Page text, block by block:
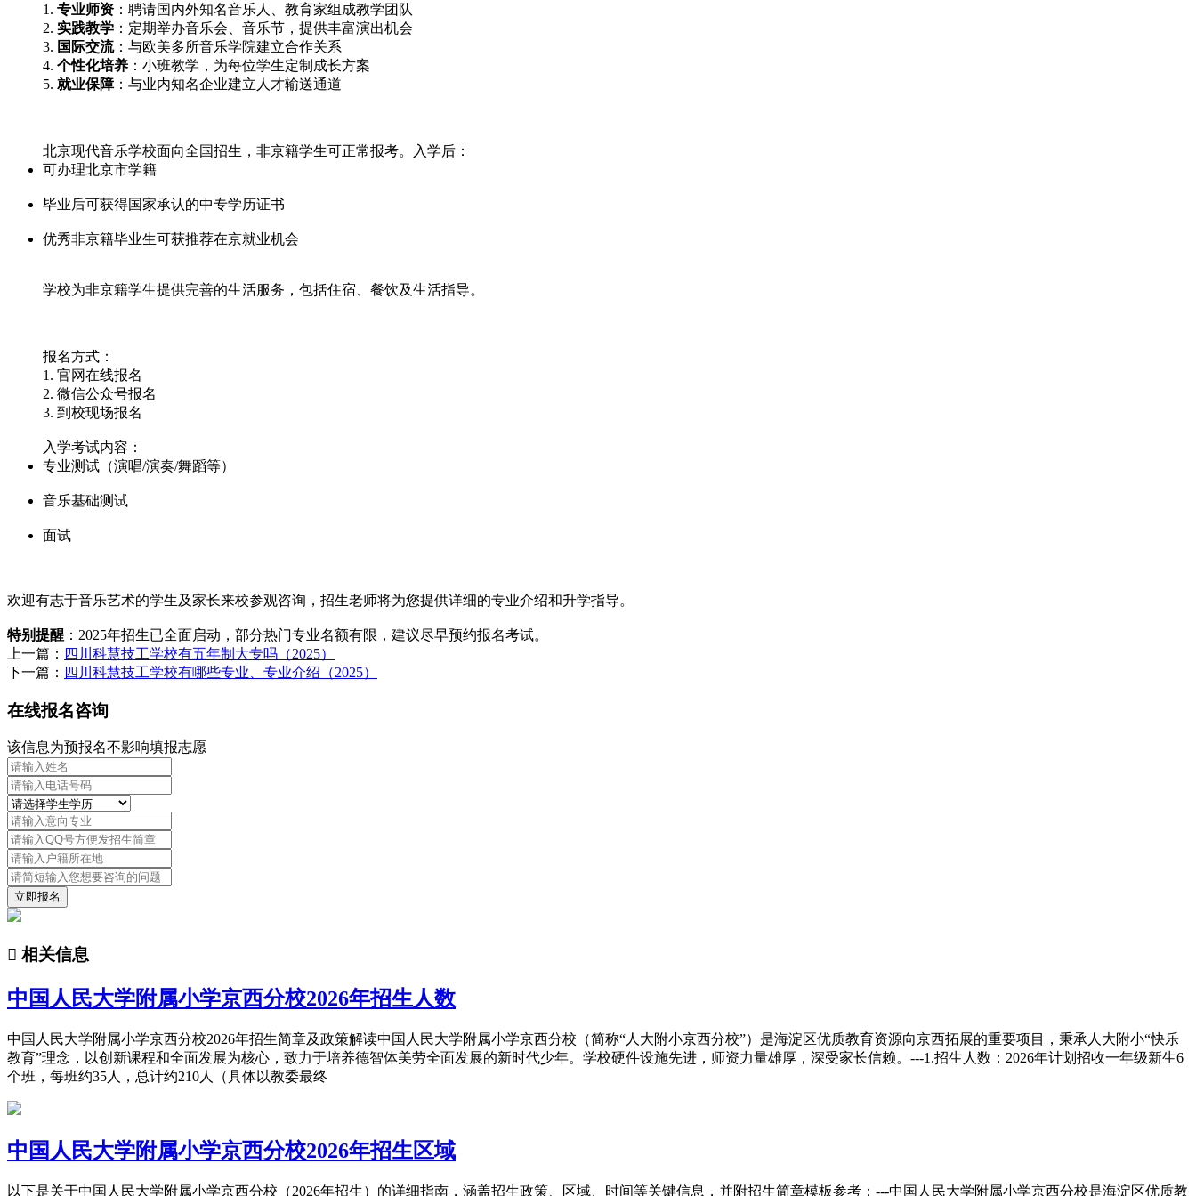
1. 专业师资 ：聘请国内外知名音乐人、教育家组成教学团队
2. 实践教学 ：定期举办音乐会、音乐节，提供丰富演出机会
3. 国际交流：与欧美多所音乐学院建立合作关系
4. 个性化培养 ：小班教学，为每位学生定制成长方案
5. 就业保障：与业内知名企业建立人才输送通道
北京现代音乐学校面向全国招生，非京籍学生可正常报考。入学后：
可办理北京市学籍
毕业后可获得国家承认的中专学历证书
优秀非京籍毕业生可获推荐在京就业机会
学校为非京籍学生提供完善的生活服务，包括住宿、餐饮及生活指导。
报名方式：
1. 官网在线报名
2. 微信公众号报名
3. 到校现场报名
入学考试内容：
专业测试（演唱/演奏/舞蹈等）
音乐基础测试
面试
欢迎有志于音乐艺术的学生及家长来校参观咨询，招生老师将为您提供详细的专业介绍和升学指导。
特别提醒 ：2025年招生已全面启动，部分热门专业名额有限，建议尽早预约报名考试。
上一篇： 四川科慧技工学校有五年制大专吗（2025）
下一篇： 四川科慧技工学校有哪些专业、专业介绍（2025）
在线报名咨询
该信息为预报名不影响填报志愿
立即报名
 相关信息
中国人民大学附属小学京西分校2026年招生人数
中国人民大学附属小学京西分校2026年招生简章及政策解读中国人民大学附属小学京西分校（简称“人大附小京西分校”）是海淀区优质教育资源向京西拓展的重要项目，秉承人大附小“快乐
教育”理念，以创新课程和全面发展为核心，致力于培养德智体美劳全面发展的新时代少年。学校硬件设施先进，师资力量雄厚，深受家长信赖。---1.招生人数：2026年计划招收一年级新生6
个班，每班约35人，总计约210人（具体以教委最终
中国人民大学附属小学京西分校2026年招生区域
以下是关于中国人民大学附属小学京西分校（2026年招生）的详细指南，涵盖招生政策、区域、时间等关键信息，并附招生简章模板参考：---中国人民大学附属小学京西分校是海淀区优质教